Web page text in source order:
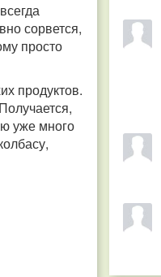
сорвется,
просто
продуктов.
уже много